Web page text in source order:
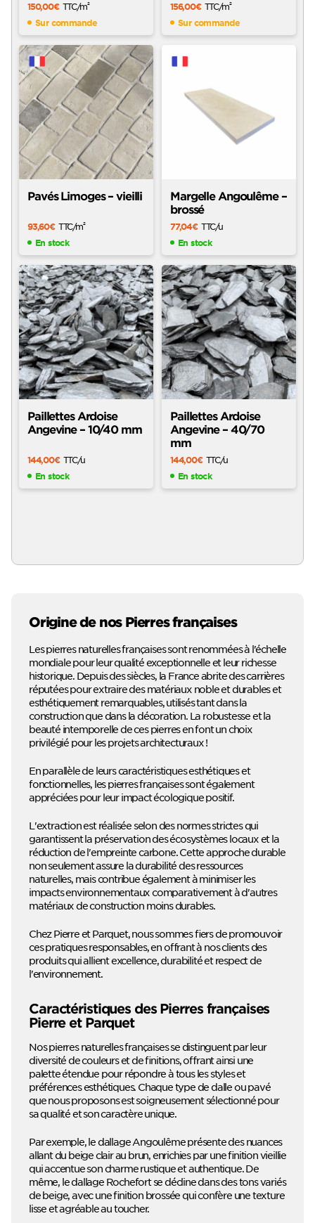
150,00€ TTC/m2
Sur commande
156,00€ TTC/m2
Sur commande
Pavés Limoges – vieilli
93,60€ TTC/m2
En stock
Margelle Angoulême –
brossé
77,04€ TTC/u
En stock
Paillettes Ardoise
Angevine – 10/40 mm
144,00€ TTC/u
En stock
Paillettes Ardoise
Angevine – 40/70
mm
144,00€ TTC/u
En stock
Origine de nos Pierres françaises
Les pierres naturelles françaises sont renommées à l'échelle
mondiale pour leur qualité exceptionnelle et leur richesse
historique. Depuis des siècles, la France abrite des carrières
réputées pour extraire des matériaux noble et durables et
esthétiquement remarquables, utilisés tant dans la
construction que dans la décoration. La robustesse et la
beauté intemporelle de ces pierres en font un choix
privilégié pour les projets architecturaux !
En parallèle de leurs caractéristiques esthétiques et
fonctionnelles, les pierres françaises sont également
appréciées pour leur impact écologique positif.
L'extraction est réalisée selon des normes strictes qui
garantissent la préservation des écosystèmes locaux et la
réduction de l'empreinte carbone. Cette approche durable
non seulement assure la durabilité des ressources
naturelles, mais contribue également à minimiser les
impacts environnementaux comparativement à d'autres
matériaux de construction moins durables.
Chez Pierre et Parquet, nous sommes fiers de promouvoir
ces pratiques responsables, en offrant à nos clients des
produits qui allient excellence, durabilité et respect de
l'environnement.
Caractéristiques des Pierres françaises
Pierre et Parquet
Nos pierres naturelles françaises se distinguent par leur
diversité de couleurs et de finitions, offrant ainsi une
palette étendue pour répondre à tous les styles et
préférences esthétiques. Chaque type de dalle ou pavé
que nous proposons est soigneusement sélectionné pour
sa qualité et son caractère unique.
Par exemple, le dallage Angoulême présente des nuances
allant du beige clair au brun, enrichies par une finition vieillie
qui accentue son charme rustique et authentique. De
même, le dallage Rochefort se décline dans des tons variés
de beige, avec une finition brossée qui confère une texture
lisse et agréable au toucher.